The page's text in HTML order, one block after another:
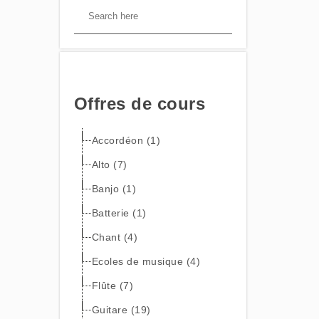
Offres de cours
Accordéon (1)
Alto (7)
Banjo (1)
Batterie (1)
Chant (4)
Ecoles de musique (4)
Flûte (7)
Guitare (19)